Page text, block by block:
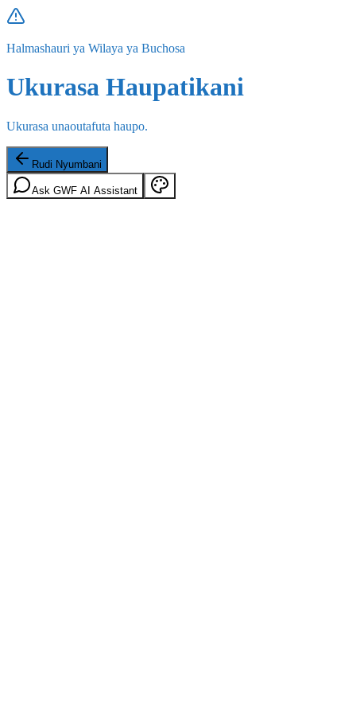
Halmashauri ya Wilaya ya Buchosa
Ukurasa Haupatikani
Ukurasa unaoutafuta haupo.
Rudi Nyumbani
Ask GWF AI Assistant